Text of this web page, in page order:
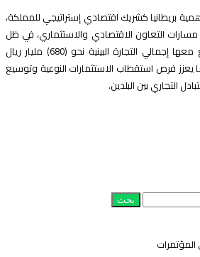
بريطانيا كشريك اقتصادي إستراتيجي للمملكة،
التعاون الاقتصادي والاستثماري، في ظل
علاقات اقتصادية متنامية بلغ معها إجمالي التجارة البينية نحو (680) مليار ريال
(2016 – 2025) بما يعزز فرص استقطاب الاستثمارات النوعية وتوسيع
التجاري بين البلدين.